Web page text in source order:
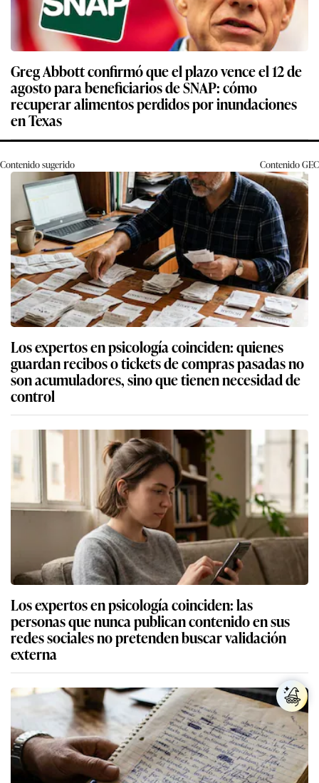
Greg Abbott confirmó que el plazo vence el 12 de
agosto para beneficiarios de SNAP: cómo
recuperar alimentos perdidos por inundaciones
en Texas
Contenido sugerido ContenidoGEC
Los expertos en psicología coinciden: quienes
guardan recibos o tickets de compras pasadas no
son acumuladores, sino que tienen necesidad de
control
Los expertos en psicología coinciden: las
personas que nunca publican contenido en sus
redes sociales no pretenden buscar validación
externa